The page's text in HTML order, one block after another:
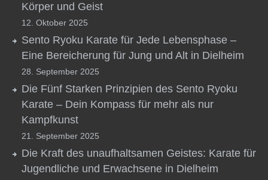
Körper und Geist
12. Oktober 2025
Sento Ryoku Karate für Jede Lebensphase –
Eine Bereicherung für Jung und Alt in Dielheim
28. September 2025
Die Fünf Starken Prinzipien des Sento Ryoku
Karate – Dein Kompass für mehr als nur
Kampfkunst
21. September 2025
Die Kraft des unaufhaltsamen Geistes: Karate für
Jugendliche und Erwachsene in Dielheim